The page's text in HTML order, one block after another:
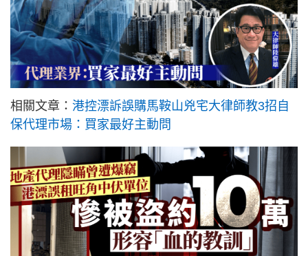
相關文章： 港控漂訴誤購馬鞍山兇宅大律師教3招自
保代理市場：買家最好主動問